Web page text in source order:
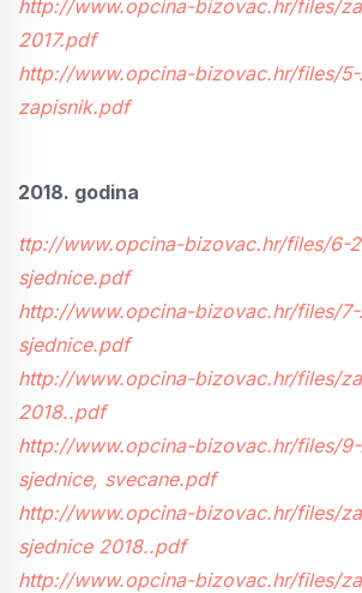
http://www.opcina-bizovac.hr/files/
2017.pdf
http://www.opcina-bizovac.hr/files/5-
zapisnik.pdf
2018. godina
ttp://www.opcina-bizovac.hr/files/
sjednice.pdf
http://www.opcina-bizovac.hr/
sjednice.pdf
http://www.opcina-bizovac.hr/files/
2018..pdf
http://www.opcina-bizovac.hr/
sjednice, svecane.pdf
http://www.opcina-bizovac.hr/
sjednice 2018..pdf
http://www.opcina-bizovac.hr/